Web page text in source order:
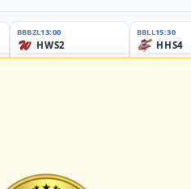
BBBZL13:00
HWS2
BBLL15:30
HHS4